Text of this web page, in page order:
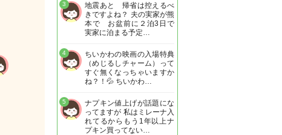
地震あと 帰省は控えるべ
きですよね？ 夫の実家が熊
本で お盆前に２泊3日で
実家に泊まる予定…
3
ちいかわの映画の入場特典
（めじるしチャーム）って
すぐ無くなっちゃいますか
ね？！💦 ちいかわ…
4
ナプキン値上げが話題にな
ってますが 私はミレーナ入
れてるからもう1年以上ナ
プキン買ってない…
5